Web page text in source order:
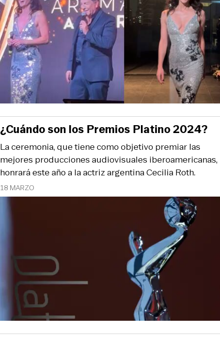
18 MARZO
La ceremonia, que tiene como objetivo premiar las
mejores producciones audiovisuales iberoamericanas,
honrará este año a la actriz argentina Cecilia Roth.
¿Cuándo son los Premios Platino 2024?